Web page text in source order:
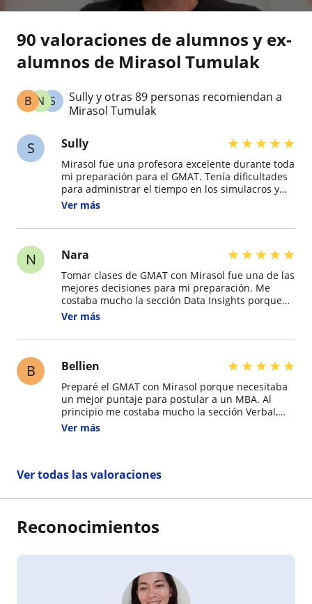
90 valoraciones de alumnos y ex-
alumnos de Mirasol Tumulak
S
N
B
Sully y otras 89 personas recomiendan a
Mirasol Tumulak
S Sully ★★★★★
Mirasol fue una profesora excelente durante toda
mi preparación para el GMAT. Tenía dificultades
para administrar el tiempo en los simulacros y
eso afectaba mi rendimiento. Ella me ayudó a
mayor rapidez sin perder precisión. Sus clases
obtuve un puntaje superior al que esperaba.
Ver más
N Nara ★★★★★
Tomar clases de GMAT con Mirasol fue una de las
mejores decisiones para mi preparación. Me
costaba mucho la sección Data Insights porque
no sabía cómo interpretar la información con
analizar cada pregunta, priorizar los datos
Gracias a sus consejos, mis puntajes en los
simulacros mejoraron constantemente y llegué al
examen con mucha confianza.
Ver más
B Bellien ★★★★★
Preparé el GMAT con Mirasol porque necesitaba
un mejor puntaje para postular a un MBA. Al
principio me costaba mucho la sección Verbal,
especialmente Critical Reasoning. Ella me enseñó
apoyo, logré mejorar significativamente mis
Ver más
Ver todas las valoraciones
Reconocimientos